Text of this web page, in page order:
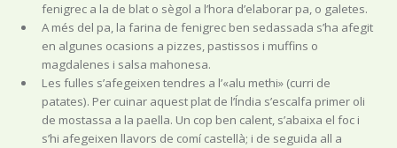
fenigrec a la de blat o sègol a l’hora d’elaborar pa, o galetes.
A més del pa, la farina de fenigrec ben sedassada s’ha afegit
en algunes ocasions a pizzes, pastissos i muffins o
magdalenes i salsa mahonesa.
Les fulles s’afegeixen tendres a l’«alu methi» (curri de
patates). Per cuinar aquest plat de l’Índia s’escalfa primer oli
de mostassa a la paella. Un cop ben calent, s’abaixa el foc i
s’hi afegeixen llavors de comí castellà; i de seguida all a